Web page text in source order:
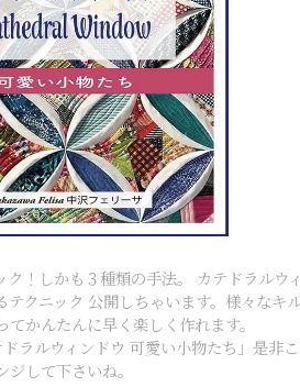
ク！しかも３種類の手法。 カテドラルウ
テクニック 公開しちゃいます。様々なキ
てかんたんに早く楽しく作れます。
ラルウィンドウ 可愛い小物たち」是非こ
して下さいね。